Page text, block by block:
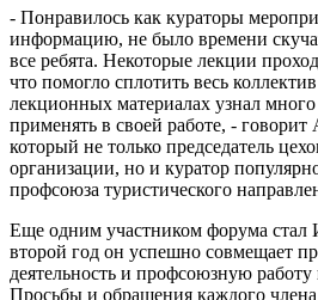
- Понравилось как кураторы
информацию, не было времени
все ребята. Некоторые лекции
что помогло сплотить весь
лекционных материалах узнал много
применять в своей работе, -
который не только председатель
организации, но и куратор
профсоюза туристического
Еще одним участником форума
второй год он успешно совмещает
деятельность и профсоюзную
Просьбы и обращения каждого